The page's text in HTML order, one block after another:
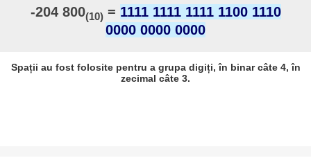
-204 800(10)= 1111 1111 1111 1100 1110
0000 0000 0000
Spații au fost folosite pentru a grupa digiți, în binar câte 4, în
zecimal câte 3.